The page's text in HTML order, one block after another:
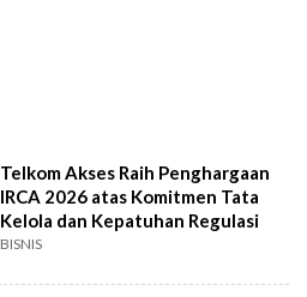
Telkom Akses Raih Penghargaan
IRCA 2026 atas Komitmen Tata
Kelola dan Kepatuhan Regulasi
BISNIS